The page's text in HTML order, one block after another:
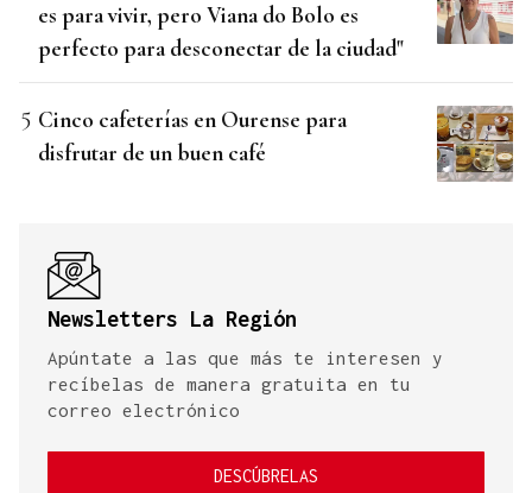
es para vivir, pero Viana do Bolo es
perfecto para desconectar de la ciudad"
Cinco cafeterías en Ourense para
disfrutar de un buen café
Newsletters La Región
Apúntate a las que más te interesen y
recíbelas de manera gratuita en tu
correo electrónico
DESCÚBRELAS